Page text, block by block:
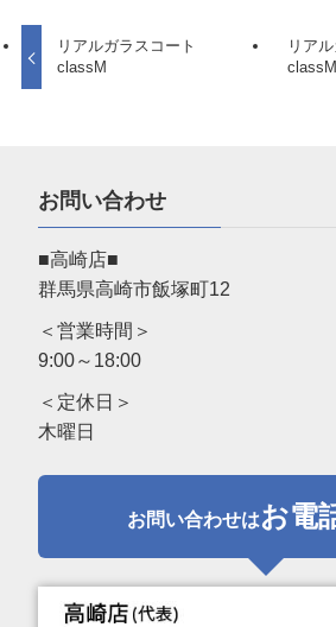
リアルガラスコート
classM
リア
classM
お問い合わせ
■高崎店■
群馬県高崎市飯塚町12
＜営業時間＞
9:00～18:00
＜定休日＞
木曜日
お問い合わせはお電